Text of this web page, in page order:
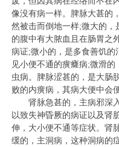
像没有病一样。脾脉大甚的
然被击而倒地一样;微大的
的腹中有大脓血且在肠胃之
病证;微小的，是多食善饥
见小便不通的癀癃病;微滑
虫病。脾脉涩甚的，是大肠
败的内癀病，其病大便中会
肾脉急甚的，主病邪深入
以致失神昏厥的病证以及肾
伸，大小便不通等症状。肾
缓的，主洞病，这种洞病的